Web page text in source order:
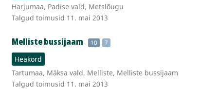
Harjumaa, Padise vald, Metslõugu
Talgud toimusid 11. mai 2013
Melliste bussijaam 10 7
Heakord
Tartumaa, Mäksa vald, Melliste, Melliste bussijaam
Talgud toimusid 11. mai 2013